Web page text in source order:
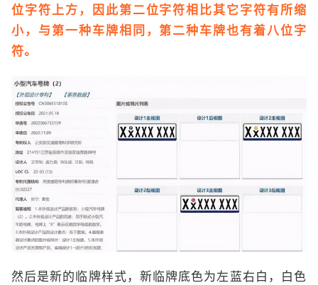
位字符上方，因此第二位字符相比其它字符有所缩
小，与第一种车牌相同，第二种车牌也有着八位字
符。
然后是新的临牌样式，新临牌底色为左蓝右白，白色